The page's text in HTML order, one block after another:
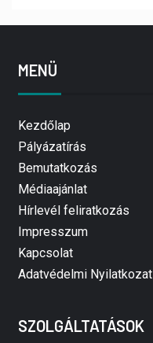
MENÜ
Kezdőlap
Pályázatírás
Bemutatkozás
Médiaajánlat
Hírlevél feliratkozás
Impresszum
Kapcsolat
Adatvédelmi Nyilatkozat
SZOLGÁLTATÁSOK